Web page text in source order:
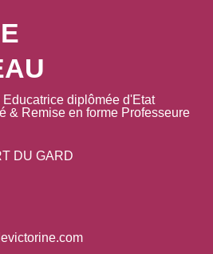
diplômée d'Etat
& Remise en forme Professeure
DU GARD